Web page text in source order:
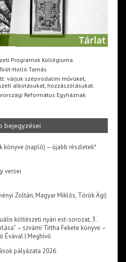
Programok Kollégiuma
Holló Tamás
várjuk szépirodalmi művüket,
alkotásukat, hozzászólásukat.
Református Egyháznak
bejegyzései
könyve (napló) – újabb részletek*
versei
Zoltán, Magyar Miklós, Török Ági)
költészeti nyári est-sorozat, 3.
– szvámí Tírtha Fekete könyve –
Évával | Meghívó
pályázata 2026